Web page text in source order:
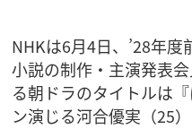
NHKは6月4日、’28年
小説の制作・主演発表
る朝ドラのタイトルは
ン演じる河合優実（25